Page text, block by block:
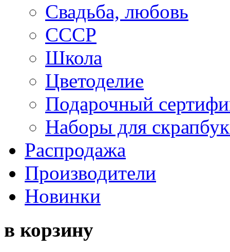
Свадьба, любовь
СССР
Школа
Цветоделие
Подарочный
Наборы для
Распродажа
Производители
Новинки
в корзину